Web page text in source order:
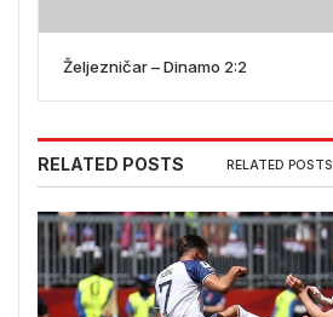
Željezničar – Dinamo 2:2
RELATED POSTS RELATED POSTS